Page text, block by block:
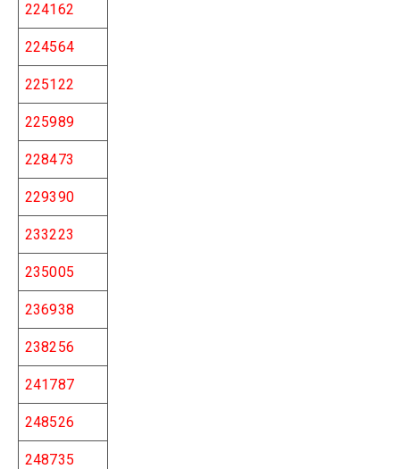
224162
224564
225122
225989
228473
229390
233223
235005
236938
238256
241787
248526
248735